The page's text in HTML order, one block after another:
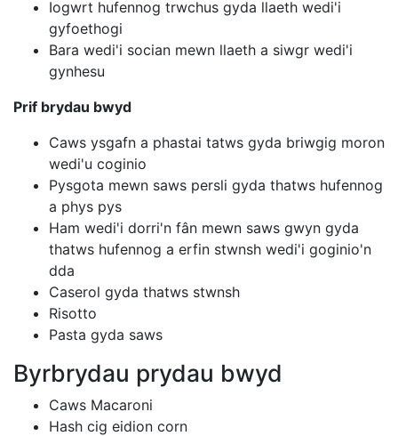
Iogwrt hufennog trwchus gyda llaeth wedi'i
gyfoethogi
Bara wedi'i socian mewn llaeth a siwgr wedi'i
gynhesu
Prif brydau bwyd
Caws ysgafn a phastai tatws gyda briwgig moron
wedi'u coginio
Pysgota mewn saws persli gyda thatws hufennog
a phys pys
Ham wedi'i dorri'n fân mewn saws gwyn gyda
thatws hufennog a erfin stwnsh wedi'i goginio'n
dda
Caserol gyda thatws stwnsh
Risotto
Pasta gyda saws
Byrbrydau prydau bwyd
Caws Macaroni
Hash cig eidion corn